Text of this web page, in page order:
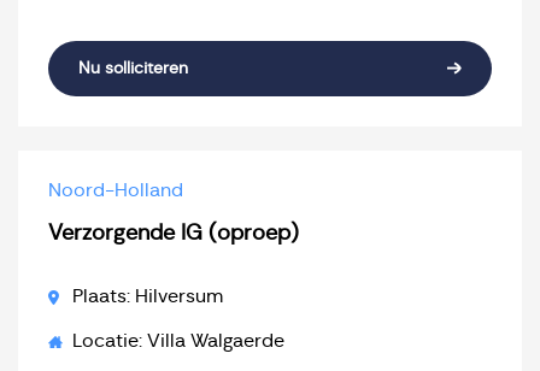
Nu solliciteren
Noord-Holland
Verzorgende IG (oproep)
Plaats: Hilversum
Locatie: Villa Walgaerde